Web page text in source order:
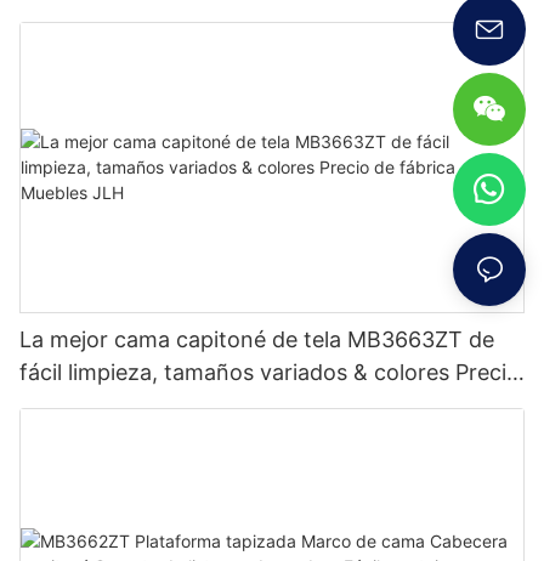
La mejor cama capitoné de tela MB3663ZT de
fácil limpieza, tamaños variados & colores Precio
de fábrica - Muebles JLH